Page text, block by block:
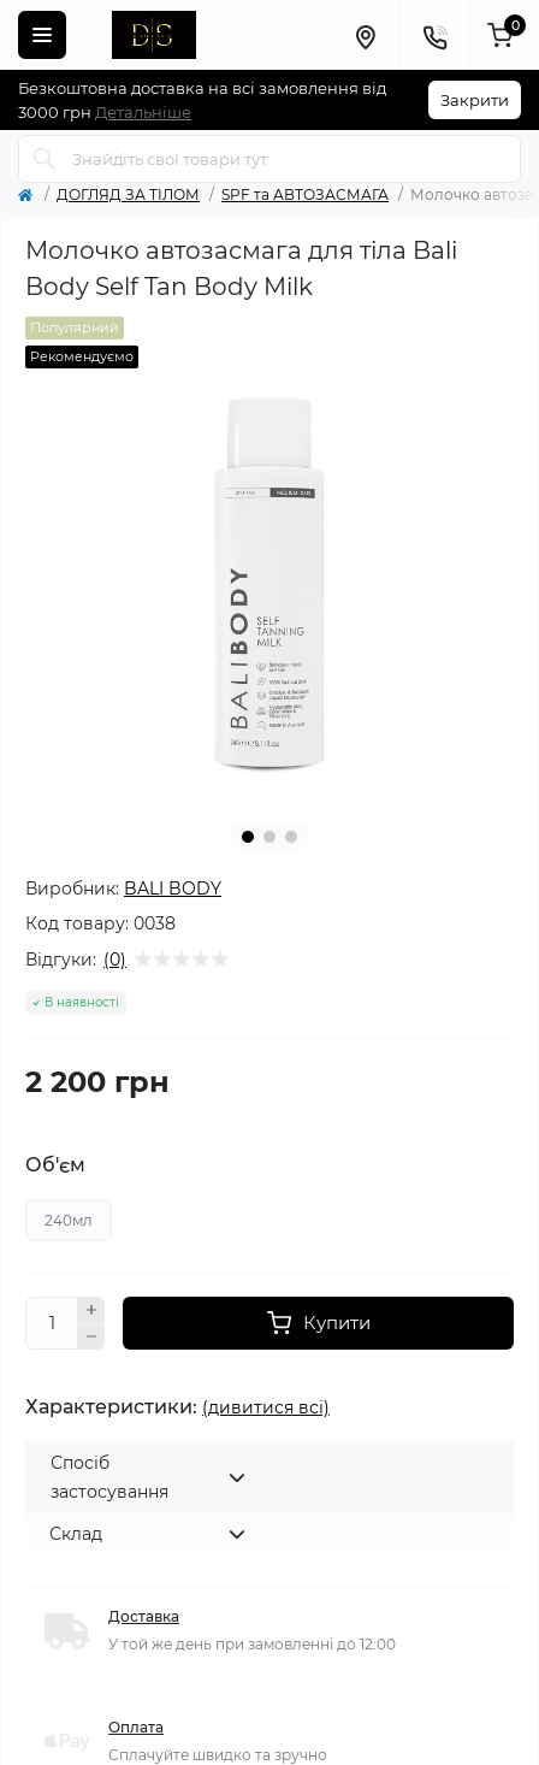
Безкоштовна доставка на всі замовлення від
3000 грн Детальніше
Закрити
0
ДОГЛЯД ЗА ТІЛОМ SPF та АВТОЗАСМАГА Молочко
Молочко автозасмага для тіла Bali
Body Self Tan Body Milk
Популярний
Рекомендуємо
Виробник: BALI BODY
Код товару: 0038
Відгуки: (0)
В наявності
2 200 грн
Об'єм
240мл
Купити
Характеристики: (дивитися всі)
Спосіб
застосування
Склад
Доставка
У той же день при замовленні до 12:00
Оплата
Сплачуйте швидко та зручно